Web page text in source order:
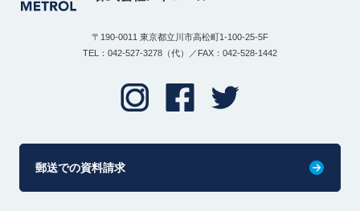
〒190-0011 東京都立川市高松町1-100-25-5F
TEL：042-527-3278（代）／FAX：042-528-1442
郵送での資料請求